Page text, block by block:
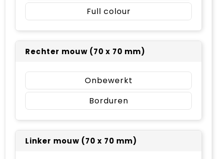
Full colour
Rechter mouw (70 x 70 mm)
Onbewerkt
Borduren
Linker mouw (70 x 70 mm)